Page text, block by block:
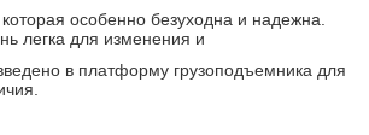
особенно безуходна и надежна.
легка для изменения и
в платформу грузоподъемника для